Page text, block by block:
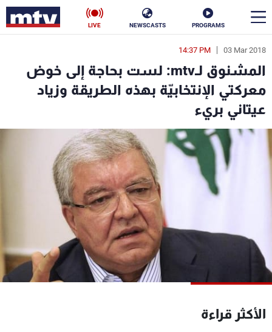
PROGRAMS
NEWSCASTS
LIVE
03 Mar 2018
14:37 PM
المشنوق لـmtv: لست بحاجة إلى خوض
معركتي الإنتخابيّة بهذه الطريقة وزياد
عيتاني بريء
الأكثر قراءة
en
الأخبار
سياسة
إقتصاد فن
منوعات رياضة
كأس العالم
البرامج
جدول البرامج
شاهد البرامج